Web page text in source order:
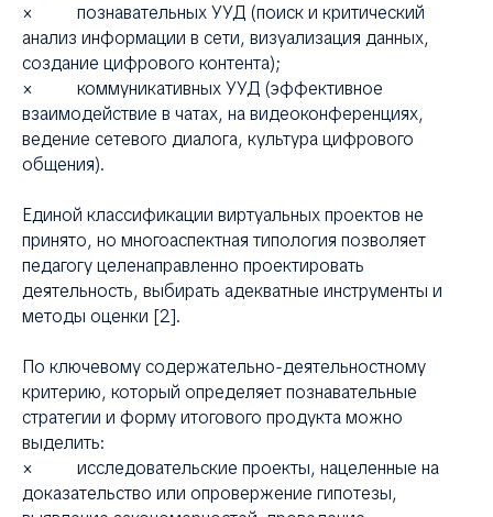
× познавательных УУД (поиск и критический
анализ информации в сети, визуализация данных,
создание цифрового контента);
× коммуникативных УУД (эффективное
взаимодействие в чатах, на видеоконференциях,
ведение сетевого диалога, культура цифрового
общения).
Единой классификации виртуальных проектов не
принято, но многоаспектная типология позволяет
педагогу целенаправленно проектировать
деятельность, выбирать адекватные инструменты и
методы оценки [2].
По ключевому содержательно-деятельностному
критерию, который определяет познавательные
стратегии и форму итогового продукта можно
выделить:
× исследовательские проекты, нацеленные на
доказательство или опровержение гипотезы,